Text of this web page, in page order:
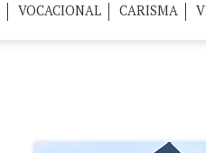
VOCACIONAL CARISMA